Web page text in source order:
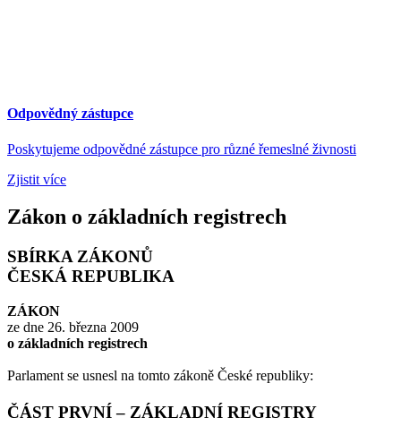
Odpovědný zástupce
Poskytujeme odpovědné zástupce pro různé řemeslné živnosti
Zjistit více
Zákon o základních registrech
SBÍRKA ZÁKONŮ
ČESKÁ REPUBLIKA
ZÁKON
ze dne 26. března 2009
o základních registrech
Parlament se usnesl na tomto zákoně České republiky:
ČÁST PRVNÍ – ZÁKLADNÍ REGISTRY